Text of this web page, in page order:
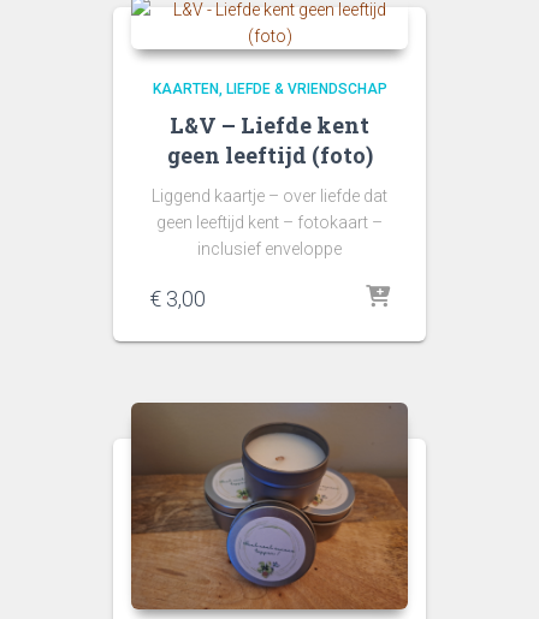
KAARTEN LIEFDE & VRIENDSCHAP
L&V – Liefde kent
geen leeftijd (foto)
Liggend kaartje – over liefde dat
geen leeftijd kent – fotokaart –
inclusief enveloppe
€ 3,00